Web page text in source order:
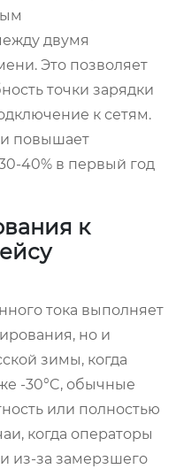
двумя
Это позволяет
точки зарядки
к сетям.
повышает
40% в первый год
к
тока выполняет
но и
зимы, когда
-30°C, обычные
или полностью
когда операторы
из-за замерзшего